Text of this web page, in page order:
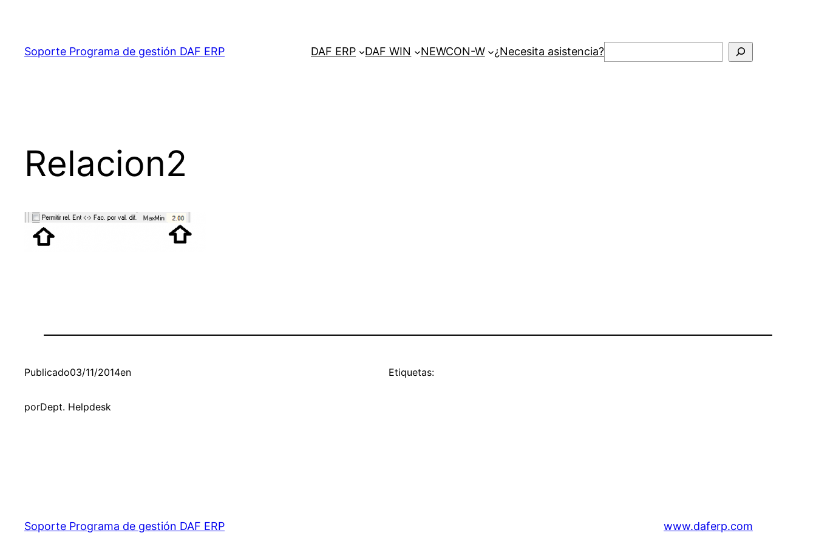
contenido
Soporte Programa de gestión DAF ERP DAF ERP DAF WIN NEWCON-W ¿Necesita asistencia?Buscar
Relacion2
Publicado03/11/2014en
porDept. Helpdesk
Etiquetas:
Soporte Programa de gestión DAF ERP www.daferp.com